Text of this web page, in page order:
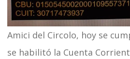
Amici del Circolo, hoy se
se habilitó la Cuenta